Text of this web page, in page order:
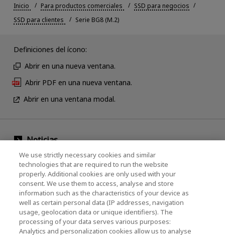
Inicio Para productos comerciales
SSD para negocios
SSD para clientes
Serie BG8 (M.2)
Definiciones del ícono:
Abrir en una nueva ventana.
Abrir PDF en una nueva ventana.
Abrir en una ventana modal.
Noticias
Evento
Comuníquese con nosotros
KIOXIA Holdings Corporation (Corporativo /
Relaciones con Inversores)
We use strictly necessary cookies and similar
technologies that are required to run the website
properly. Additional cookies are only used with your
consent. We use them to access, analyse and store
information such as the characteristics of your device as
well as certain personal data (IP addresses, navigation
usage, geolocation data or unique identifiers). The
processing of your data serves various purposes:
Analytics and personalization cookies allow us to analyse